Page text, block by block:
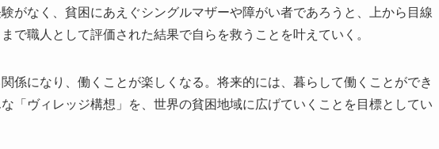
がなく、貧困にあえぐシングルマザーや障がい者であろうと、上から目線
で職人として評価された結果で自らを救うことを叶えていく。
係になり、働くことが楽しくなる。将来的には、暮らして働くことができ
「ヴィレッジ構想」を、世界の貧困地域に広げていくことを目標としてい